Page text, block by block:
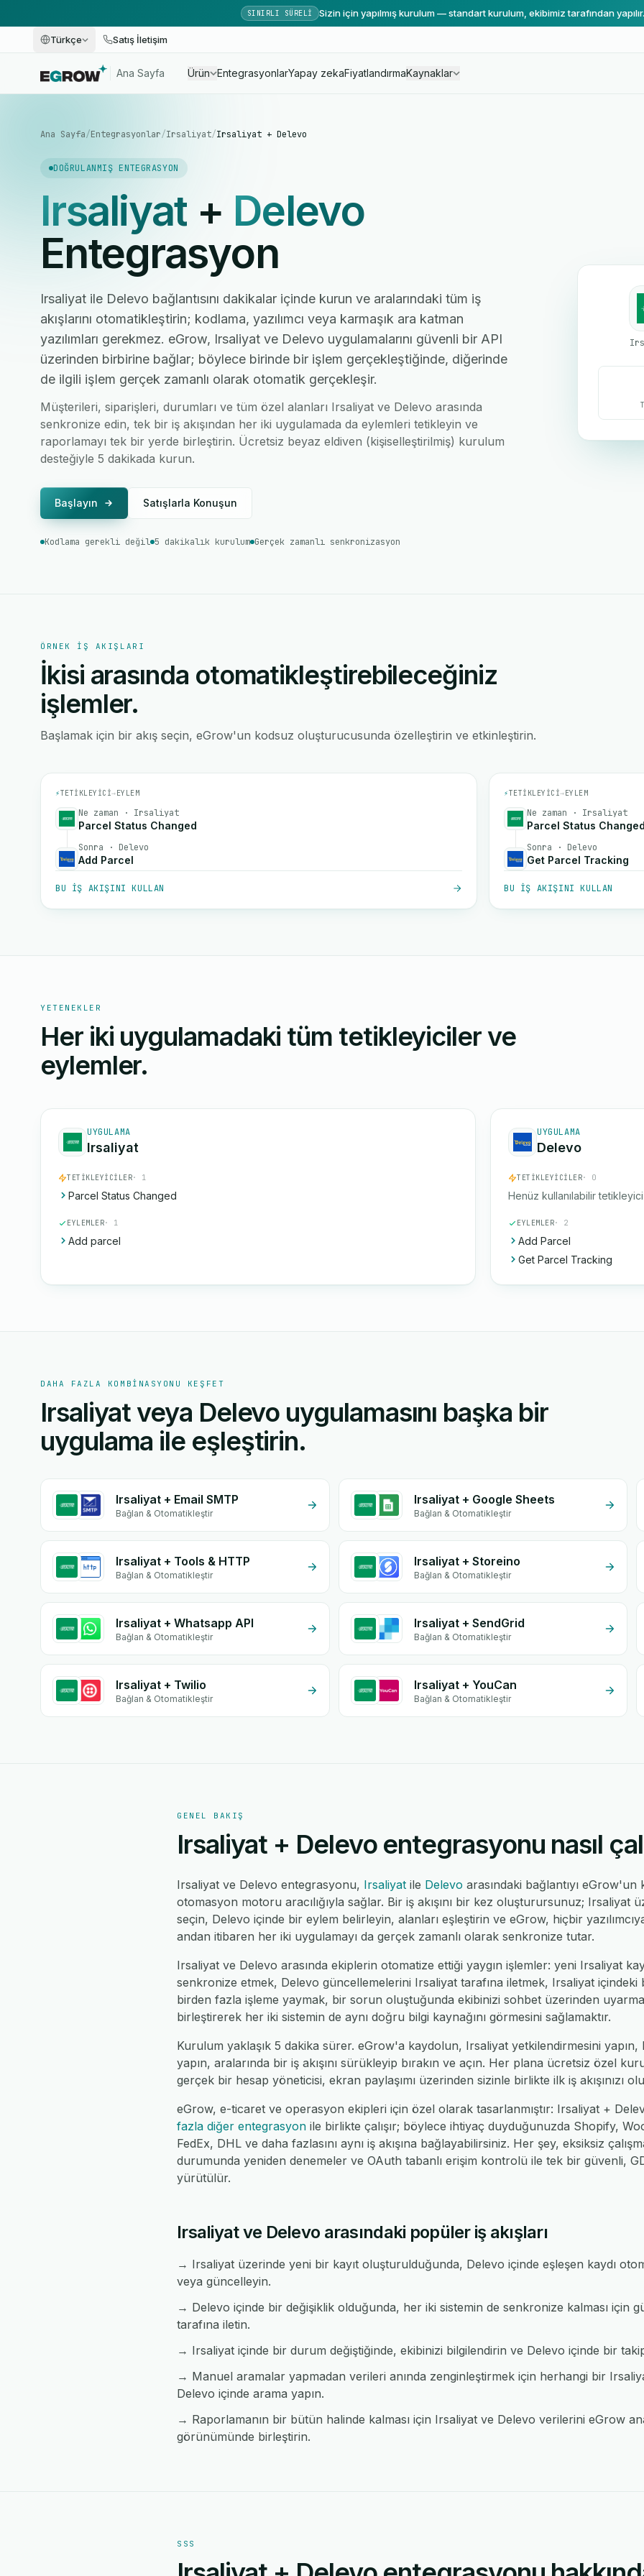
SINIRLI SÜRELI Sizin için yapılmış kurulum — standart kurulum, ekibimiz tarafından yapılır.
Türkçe Satış İletişim
Ana Sayfa Ürün EntegrasyonlarYapay zekaFiyatlandırmaKaynaklar
Ana Sayfa/Entegrasyonlar/Irsaliyat/Irsaliyat + Delevo
DOĞRULANMIŞ ENTEGRASYON
Irsaliyat + Delevo
Entegrasyon
Irsaliyat ile Delevo bağlantısını dakikalar içinde kurun ve aralarındaki tüm iş
akışlarını otomatikleştirin; kodlama, yazılımcı veya karmaşık ara katman
yazılımları gerekmez. eGrow, Irsaliyat ve Delevo uygulamalarını güvenli bir API
üzerinden birbirine bağlar; böylece birinde bir işlem gerçekleştiğinde, diğerinde
de ilgili işlem gerçek zamanlı olarak otomatik gerçekleşir.
Müşterileri, siparişleri, durumları ve tüm özel alanları Irsaliyat ve Delevo arasında
senkronize edin, tek bir iş akışından her iki uygulamada da eylemleri tetikleyin ve
raporlamayı tek bir yerde birleştirin. Ücretsiz beyaz eldiven (kişiselleştirilmiş) kurulum
desteğiyle 5 dakikada kurun.
Başlayın Satışlarla Konuşun
Kodlama gerekli değil 5 dakikalık kurulum Gerçek zamanlı senkronizasyon
ÖRNEK IŞ AKIŞLARI
İkisi arasında otomatikleştirebileceğiniz
işlemler.
Başlamak için bir akış seçin, eGrow'un kodsuz oluşturucusunda özelleştirin ve etkinleştirin.
⚡TETIKLEYICI→EYLEM
Ne zaman · Irsaliyat
Parcel Status Changed
Sonra · Delevo
Add Parcel
BU IŞ AKIŞINI KULLAN
⚡TETIKLEYICI→EYLEM
Ne zaman · Irsaliyat
Parcel Status
Sonra · Delevo
Get Parcel Tracking
BU IŞ AKIŞINI KULLAN
YETENEKLER
Her iki uygulamadaki tüm tetikleyiciler ve
eylemler.
UYGULAMA
Irsaliyat
TETIKLEYICILER· 1
Parcel Status Changed
EYLEMLER· 1
Add parcel
UYGULAMA
Delevo
TETIKLEYICILER· 0
Henüz kullanılabilir
EYLEMLER· 2
Add Parcel
Get Parcel Tracking
DAHA FAZLA KOMBINASYONU KEŞFET
Irsaliyat veya Delevo uygulamasını başka bir
uygulama ile eşleştirin.
Irsaliyat + Email SMTP
Bağlan & Otomatikleştir
Irsaliyat + Google Sheets
Bağlan & Otomatikleştir
Irsaliyat + Tools & HTTP
Bağlan & Otomatikleştir
Irsaliyat + Storeino
Bağlan & Otomatikleştir
Irsaliyat + Whatsapp API
Bağlan & Otomatikleştir
Irsaliyat + SendGrid
Bağlan & Otomatikleştir
Irsaliyat + Twilio
Bağlan & Otomatikleştir
Irsaliyat + YouCan
Bağlan & Otomatikleştir
GENEL BAKIŞ
Irsaliyat + Delevo entegrasyonu nasıl
Irsaliyat ve Delevo entegrasyonu, Irsaliyat ile Delevo arasındaki bağlantıyı
otomasyon motoru aracılığıyla sağlar. Bir iş akışını bir kez oluşturursunuz; Irsaliyat
seçin, Delevo içinde bir eylem belirleyin, alanları eşleştirin ve eGrow, hiçbir
andan itibaren her iki uygulamayı da gerçek zamanlı olarak senkronize tutar.
Irsaliyat ve Delevo arasında ekiplerin otomatize ettiği yaygın işlemler: yeni Irsaliyat
senkronize etmek, Delevo güncellemelerini Irsaliyat tarafına iletmek, Irsaliyat içindeki
birden fazla işleme yaymak, bir sorun oluştuğunda ekibinizi sohbet üzerinden
birleştirerek her iki sistemin de aynı doğru bilgi kaynağını görmesini sağlamaktır.
Kurulum yaklaşık 5 dakika sürer. eGrow'a kaydolun, Irsaliyat yetkilendirmesini yapın,
yapın, aralarında bir iş akışını sürükleyip bırakın ve açın. Her plana ücretsiz özel
gerçek bir hesap yöneticisi, ekran paylaşımı üzerinden sizinle birlikte ilk iş akışınızı
eGrow, e-ticaret ve operasyon ekipleri için özel olarak tasarlanmıştır: Irsaliyat +
fazla diğer entegrasyon ile birlikte çalışır; böylece ihtiyaç duyduğunuzda Shopify,
FedEx, DHL ve daha fazlasını aynı iş akışına bağlayabilirsiniz. Her şey, eksiksiz
durumunda yeniden denemeler ve OAuth tabanlı erişim kontrolü ile tek bir güvenli,
yürütülür.
Irsaliyat ve Delevo arasındaki popüler iş akışları
→ Irsaliyat üzerinde yeni bir kayıt oluşturulduğunda, Delevo içinde eşleşen kaydı
veya güncelleyin.
→ Delevo içinde bir değişiklik olduğunda, her iki sistemin de senkronize kalması için
tarafına iletin.
→ Irsaliyat içinde bir durum değiştiğinde, ekibinizi bilgilendirin ve Delevo içinde bir
→ Manuel aramalar yapmadan verileri anında zenginleştirmek için herhangi bir
Delevo içinde arama yapın.
→ Raporlamanın bir bütün halinde kalması için Irsaliyat ve Delevo verilerini eGrow
görünümünde birleştirin.
SSS